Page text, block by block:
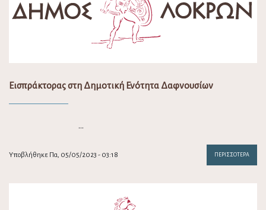
Εισπράκτορας στη Δημοτική Ενότητα Δαφνουσίων
…
Υποβλήθηκε Πα, 05/05/2023 - 03:18 ΠΕΡΙΣΣΌΤΕΡΑ